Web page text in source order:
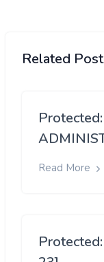
Related
Read More